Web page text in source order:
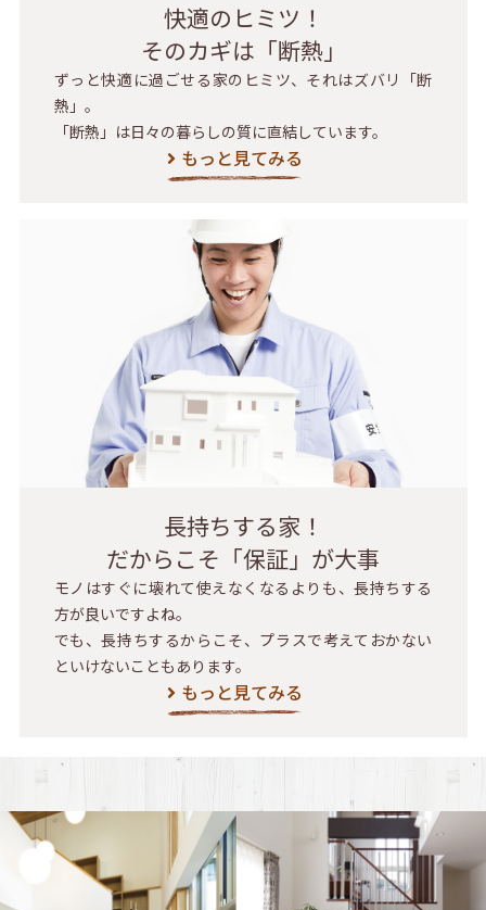
快適のヒミツ！
そのカギは「断熱」
ずっと快適に過ごせる家のヒミツ、それはズバリ「断
熱」。
「断熱」は日々の暮らしの質に直結しています。
もっと見てみる
長持ちする家！
だからこそ「保証」が大事
モノはすぐに壊れて使えなくなるよりも、長持ちする
方が良いですよね。
でも、長持ちするからこそ、プラスで考えておかない
といけないこともあります。
もっと見てみる